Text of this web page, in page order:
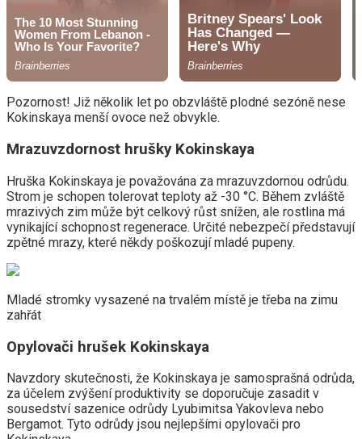
Pozornost! Již několik let po obzvláště plodné sezóně nese
Kokinskaya menší ovoce než obvykle.
Mrazuvzdornost hrušky Kokinskaya
Hruška Kokinskaya je považována za mrazuvzdornou odrůdu.
Strom je schopen tolerovat teploty až -30 °C. Během zvláště
mrazivých zim může být celkový růst snížen, ale rostlina má
vynikající schopnost regenerace. Určité nebezpečí představují
zpětné mrazy, které někdy poškozují mladé pupeny.
Mladé stromky vysazené na trvalém místě je třeba na zimu
zahřát
Opylovači hrušek Kokinskaya
Navzdory skutečnosti, že Kokinskaya je samosprašná odrůda,
za účelem zvýšení produktivity se doporučuje zasadit v
sousedství sazenice odrůdy Lyubimitsa Yakovleva nebo
Bergamot. Tyto odrůdy jsou nejlepšími opylovači pro